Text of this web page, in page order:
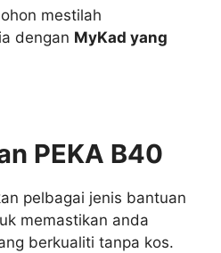
mestilah
dengan MyKad yang
PEKA B40
pelbagai jenis bantuan
memastikan anda
berkualiti tanpa kos.